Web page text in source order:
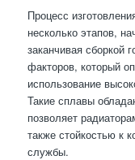
Процесс
несколько этапов,
заканчивая сборкой
факторов, который
использование
Такие сплавы
позволяет
также стойкостью к
службы.